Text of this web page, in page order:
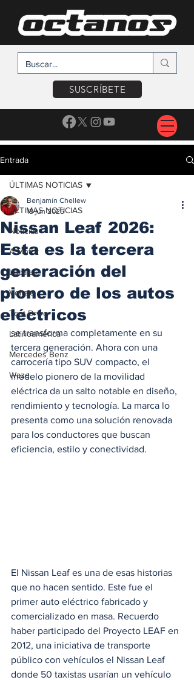
SUSCRÍBETE
Entrada
ÚLTIMAS NOTICIAS
Noticias
A Motor
Locales
Voltaje
Test Drive
Latinoamérica
Mercedes Benz
Waze
ÚLTIMAS NOTICIAS
Nissan Leaf 2026:
Esta es la tercera
generación del
pionero de los autos
eléctricos
Benjamín Chellew
18 jun 2025
se transforma completamente en su
tercera generación. Ahora con una
carrocería tipo SUV compacto, el
modelo pionero de la movilidad
eléctrica da un salto notable en diseño,
rendimiento y tecnología. La marca lo
presenta como una solución renovada
para los conductores que buscan
eficiencia, estilo y conectividad.
El Nissan Leaf es una de esas historias
que no hacen sentido. Este fue el
primer auto eléctrico fabricado y
comercializado en masa. Recuerdo
haber participado del Proyecto LEAF en
2012, una iniciativa de transporte
público con vehículos el Nissan Leaf
donde 50 taxistas usarían un vehículo